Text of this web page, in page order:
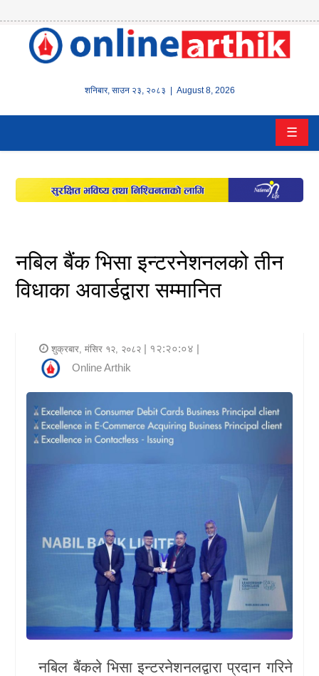
शनिबार, साउन २३, २०८३ | August 8, 2026
होम
वित्त
इन्स्योरेन्स
पूँजीबजार
अटो
राजनीति
भिडियो
शिक्षा
स्वास्थ्य
खेलकुद
☰
नबिल बैंक भिसा इन्टरनेशनलको तीन
विधाका अवार्डद्वारा सम्मानित
शुक्रबार, मंसिर १२, २०८२ | १२:२०:०४ |
Online Arthik
नबिल बैंकले भिसा इन्टरनेशनलद्वारा प्रदान गरिने